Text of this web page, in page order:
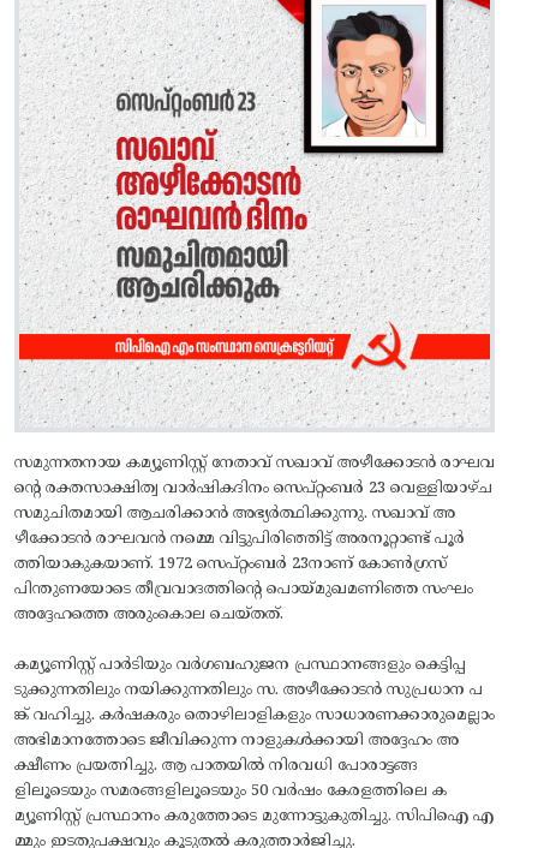
സമുന്നതനായ കമ്യൂണിസ്റ്റ്‌ നേതാവ്‌ സഖാവ് അഴീക്കോടൻ രാഘവ
ന്റെ രക്തസാക്ഷിത്വ വാർഷികദിനം‌ സെപ്റ്റംബർ 23 വെള്ളിയാഴ്‌ച
സമുചിതമായി ആചരിക്കാൻ അഭ്യർത്ഥിക്കുന്നു. സഖാവ് അ
ഴീക്കോടൻ രാഘവൻ നമ്മെ വിട്ടുപിരിഞ്ഞിട്ട്‌ അരനൂറ്റാണ്ട്‌ പൂർ
ത്തിയാകുകയാണ്. 1972 സെപ്റ്റംബർ 23നാണ് കോൺഗ്രസ്‌
പിന്തുണയോടെ തീവ്രവാദത്തിന്റെ പൊയ്‌മുഖമണിഞ്ഞ സംഘം
അദ്ദേഹത്തെ അരുംകൊല ചെയ്തത്.
കമ്യൂണിസ്റ്റ് പാർടിയും വർഗബഹുജന പ്രസ്ഥാനങ്ങളും കെട്ടിപ്പ
ടുക്കുന്നതിലും നയിക്കുന്നതിലും സ. അഴീക്കോടൻ സുപ്രധാന പ
ങ്ക്‌ വഹിച്ചു. കർഷകരും തൊഴിലാളികളും സാധാരണക്കാരുമെല്ലാം
അഭിമാനത്തോടെ ജീവിക്കുന്ന നാളുകൾക്കായി‌ അദ്ദേഹം അ
ക്ഷീണം പ്രയത്നിച്ചു. ആ പാതയിൽ‌ നിരവധി പോരാട്ടങ്ങ
ളിലൂടെയും സമരങ്ങളിലൂടെയും 50 വർഷം കേരളത്തിലെ ക
മ്യൂണിസ്റ്റ്‌ പ്രസ്ഥാനം കരുത്തോടെ മുന്നോട്ടുകുതിച്ചു. സിപിഐ എ
മ്മും ഇടതുപക്ഷവും കൂടുതൽ കരുത്താർജിച്ചു.